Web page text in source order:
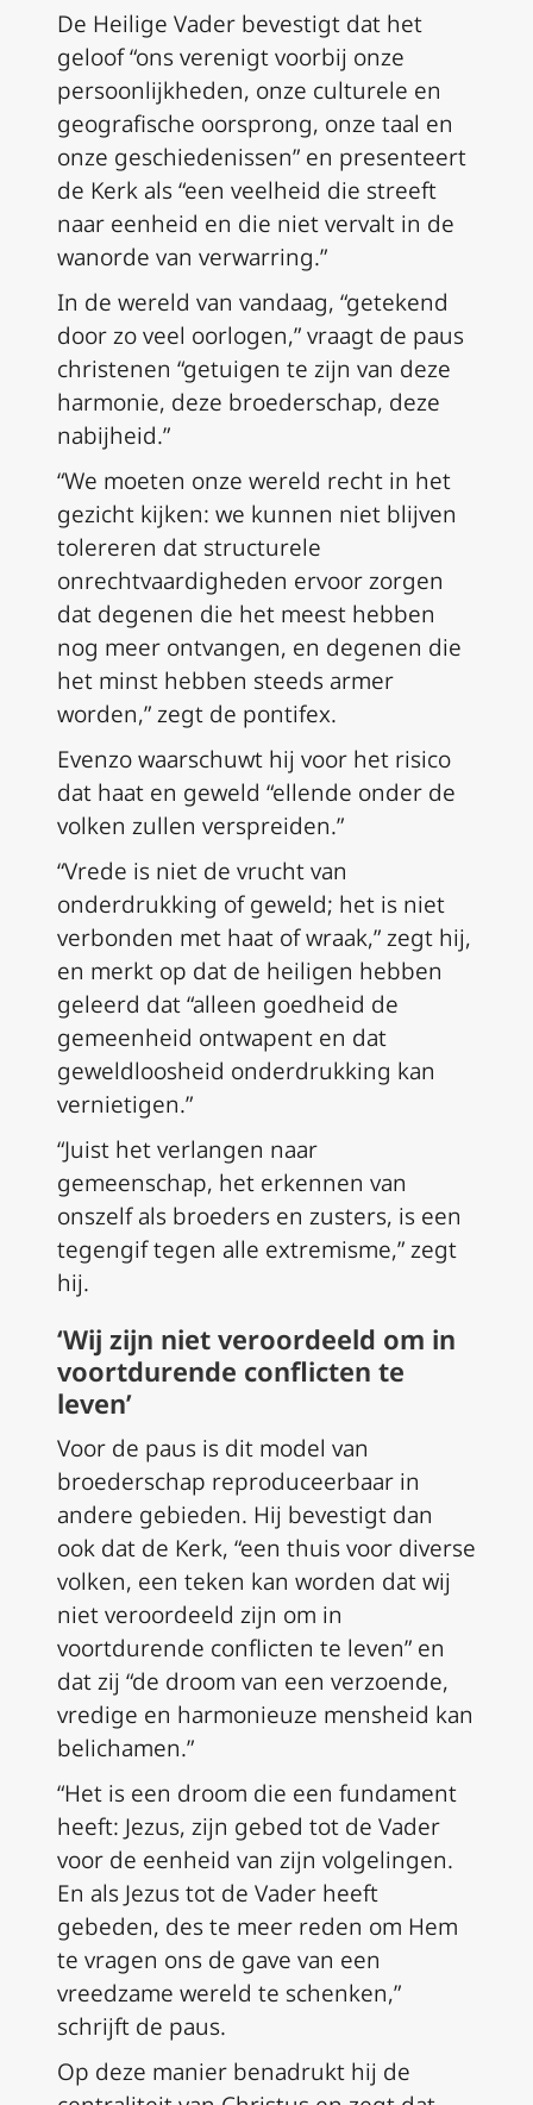
De Heilige Vader bevestigt dat het
geloof “ons verenigt voorbij onze
persoonlijkheden, onze culturele en
geografische oorsprong, onze taal en
onze geschiedenissen” en presenteert
de Kerk als “een veelheid die streeft
naar eenheid en die niet vervalt in de
wanorde van verwarring.”
In de wereld van vandaag, “getekend
door zo veel oorlogen,” vraagt de paus
christenen “getuigen te zijn van deze
harmonie, deze broederschap, deze
nabijheid.”
“We moeten onze wereld recht in het
gezicht kijken: we kunnen niet blijven
tolereren dat structurele
onrechtvaardigheden ervoor zorgen
dat degenen die het meest hebben
nog meer ontvangen, en degenen die
het minst hebben steeds armer
worden,” zegt de pontifex.
Evenzo waarschuwt hij voor het risico
dat haat en geweld “ellende onder de
volken zullen verspreiden.”
“Vrede is niet de vrucht van
onderdrukking of geweld; het is niet
verbonden met haat of wraak,” zegt hij,
en merkt op dat de heiligen hebben
geleerd dat “alleen goedheid de
gemeenheid ontwapent en dat
geweldloosheid onderdrukking kan
vernietigen.”
“Juist het verlangen naar
gemeenschap, het erkennen van
onszelf als broeders en zusters, is een
tegengif tegen alle extremisme,” zegt
hij.
‘Wij zijn niet veroordeeld om in
voortdurende conflicten te
leven’
Voor de paus is dit model van
broederschap reproduceerbaar in
andere gebieden. Hij bevestigt dan
ook dat de Kerk, “een thuis voor diverse
volken, een teken kan worden dat wij
niet veroordeeld zijn om in
voortdurende conflicten te leven” en
dat zij “de droom van een verzoende,
vredige en harmonieuze mensheid kan
belichamen.”
“Het is een droom die een fundament
heeft: Jezus, zijn gebed tot de Vader
voor de eenheid van zijn volgelingen.
En als Jezus tot de Vader heeft
gebeden, des te meer reden om Hem
te vragen ons de gave van een
vreedzame wereld te schenken,”
schrijft de paus.
Op deze manier benadrukt hij de